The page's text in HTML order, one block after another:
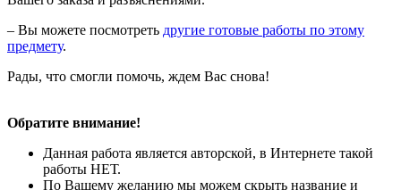
– Вы можете посмотреть другие готовые работы по этому
предмету.
Рады, что смогли помочь, ждем Вас снова!
Обратите внимание!
Данная работа является авторской, в Интернете такой
работы НЕТ.
По Вашему желанию мы можем скрыть название и